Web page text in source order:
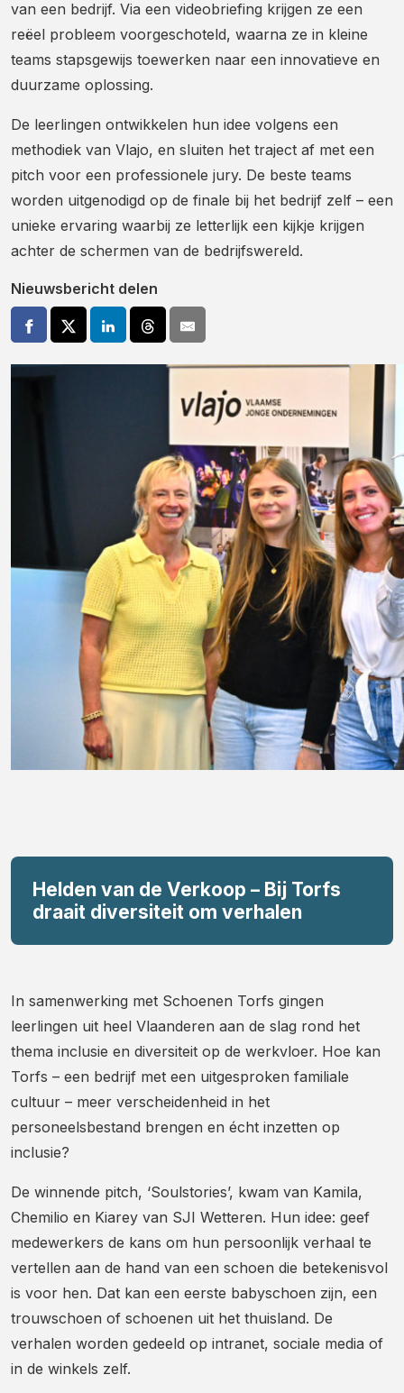
van een bedrijf. Via een videobriefing krijgen ze een
reëel probleem voorgeschoteld, waarna ze in kleine
teams stapsgewijs toewerken naar een innovatieve en
duurzame oplossing.
De leerlingen ontwikkelen hun idee volgens een
methodiek van Vlajo, en sluiten het traject af met een
pitch voor een professionele jury. De beste teams
worden uitgenodigd op de finale bij het bedrijf zelf – een
unieke ervaring waarbij ze letterlijk een kijkje krijgen
achter de schermen van de bedrijfswereld.
Nieuwsbericht delen
Helden van de Verkoop – Bij Torfs
draait diversiteit om verhalen
In samenwerking met Schoenen Torfs gingen
leerlingen uit heel Vlaanderen aan de slag rond het
thema inclusie en diversiteit op de werkvloer. Hoe kan
Torfs – een bedrijf met een uitgesproken familiale
cultuur – meer verscheidenheid in het
personeelsbestand brengen en écht inzetten op
inclusie?
De winnende pitch, ‘Soulstories’, kwam van Kamila,
Chemilio en Kiarey van SJI Wetteren. Hun idee: geef
medewerkers de kans om hun persoonlijk verhaal te
vertellen aan de hand van een schoen die betekenisvol
is voor hen. Dat kan een eerste babyschoen zijn, een
trouwschoen of schoenen uit het thuisland. De
verhalen worden gedeeld op intranet, sociale media of
in de winkels zelf.